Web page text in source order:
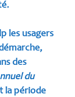
les usagers
des
du
la période